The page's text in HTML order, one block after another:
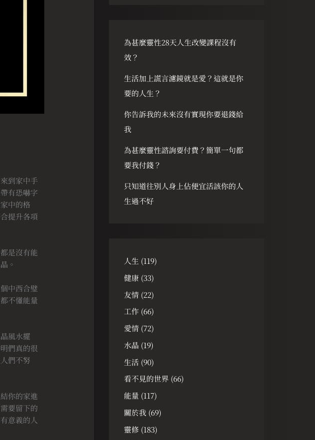
到家中手
有恐嚇字
中的格
提升各項
是沒有能
。
中西合璧
不懂能量
風水擺
們真的很
們不努
你的家進
要留下的
意義的人
字
:
為甚麼靈性28天人生改變課程沒有
效？
生活加上謊言濾鏡就是愛？這就是你
要的人生？
你告訴我的未來沒有實現你要退錢給
我
為甚麼靈性諮詢要付費？簡單一句都
要我付錢？
只知道往別人身上佔便宜活該你的人
生過不好
人生 (119)
健康 (33)
友情 (22)
工作 (66)
愛情 (72)
水晶 (19)
生活 (90)
看不見的世界 (66)
能量 (117)
關於我 (69)
靈修 (183)